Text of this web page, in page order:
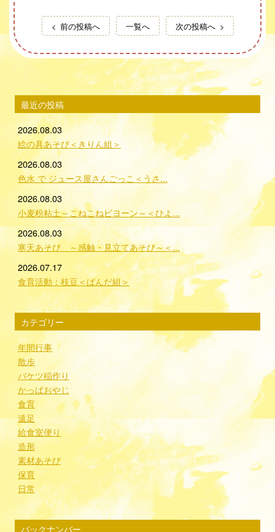
前の投稿へ 一覧へ 次の投稿へ
最近の投稿
2026.08.03
絵の具あそび＜きりん組＞
2026.08.03
色水 で ジュース屋さんごっこ＜うさ...
2026.08.03
小麦粉粘土～こねこねビヨーン～＜ひよ...
2026.08.03
寒天あそび ～感触・見立てあそび～＜...
2026.07.17
食育活動：枝豆＜ぱんだ組＞
カテゴリー
年間行事
散歩
バケツ稲作り
かっぱおやじ
食育
遠足
給食室便り
造形
素材あそび
保育
日常
バックナンバー